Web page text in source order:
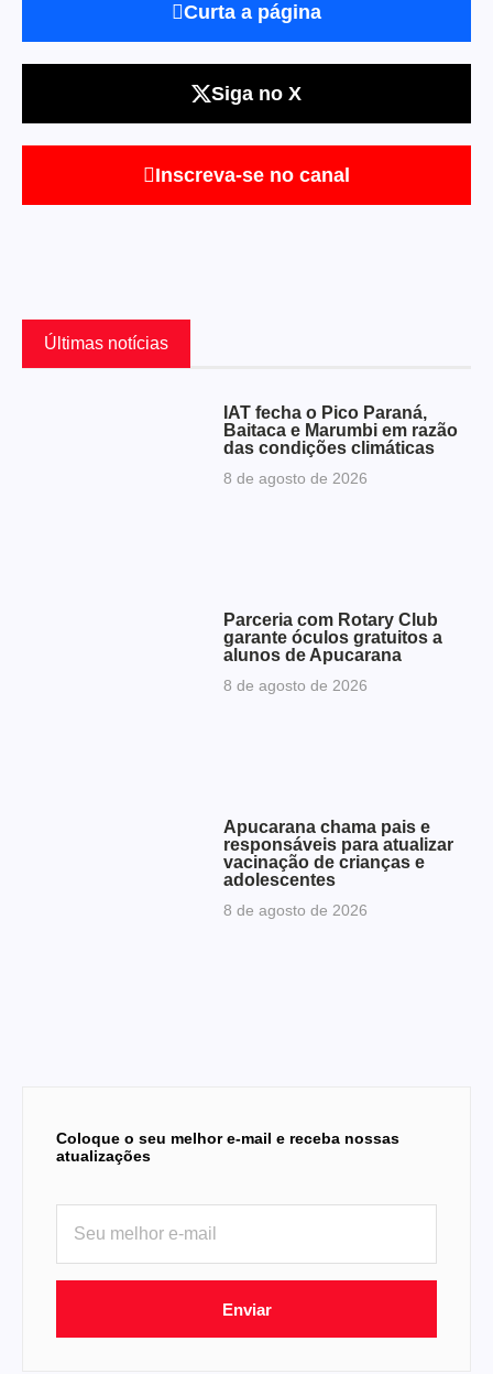
Curta a página
Siga no X
Inscreva-se no canal
Últimas notícias
IAT fecha o Pico Paraná,
Baitaca e Marumbi em razão
das condições climáticas
8 de agosto de 2026
Parceria com Rotary Club
garante óculos gratuitos a
alunos de Apucarana
8 de agosto de 2026
Apucarana chama pais e
responsáveis para atualizar
vacinação de crianças e
adolescentes
8 de agosto de 2026
Coloque o seu melhor e-mail e receba nossas
atualizações
Enviar